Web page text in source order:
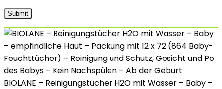
BIOLANE – Reinigungstücher H2O mit Wasser – Baby –